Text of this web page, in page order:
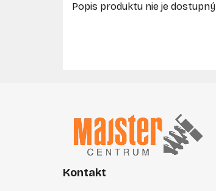
Popis produktu nie je dostupný
Kontakt